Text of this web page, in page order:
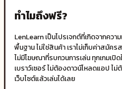
ทำไมถึงฟรี?
LenLearn เป็นโปรเจกต์ที่เกิดจากคว
พื้นฐาน ไม่ใช่สินค้า เราไม่เก็บค่าสมัค
ไม่มีโฆษณาที่รบกวนการเล่น ทุกเกมเปิด
เบราว์เซอร์ ไม่ต้องดาวน์โหลดแอป ไ
เว็บไซต์แล้วเล่นได้เลย